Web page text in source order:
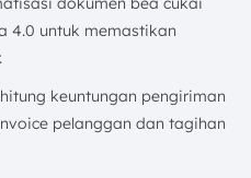
4.0 untuk memastikan
keuntungan pengiriman
pelanggan dan tagihan